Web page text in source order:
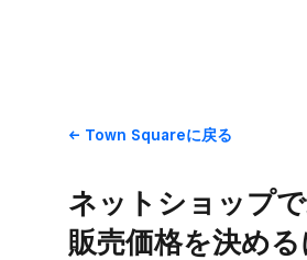
Town Squareに​戻る
ネットショップ
販売価格を​決める